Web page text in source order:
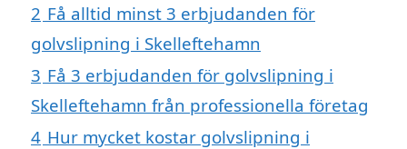
2 Få alltid minst 3 erbjudanden för
golvslipning i Skelleftehamn
3 Få 3 erbjudanden för golvslipning i
Skelleftehamn från professionella företag
4 Hur mycket kostar golvslipning i